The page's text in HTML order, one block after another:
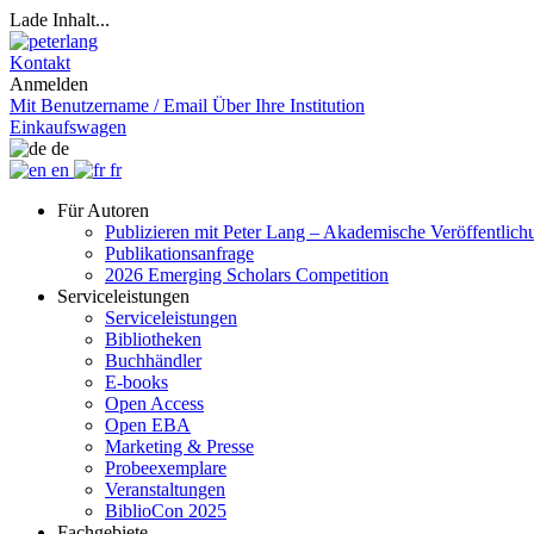
Lade Inhalt...
Kontakt
Anmelden
Mit Benutzername / Email Über Ihre Institution
Einkaufswagen
de
en
fr
Für Autoren
Publizieren mit Peter Lang – Akademische
Publikationsanfrage
2026 Emerging Scholars Competition
Serviceleistungen
Serviceleistungen
Bibliotheken
Buchhändler
E-books
Open Access
Open EBA
Marketing & Presse
Probeexemplare
Veranstaltungen
BiblioCon 2025